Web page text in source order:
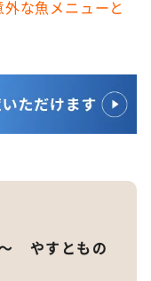
な魚メニューと
やすともの